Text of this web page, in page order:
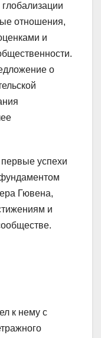
отношения,
и
о
успехи
Гювена,
и
к нему с